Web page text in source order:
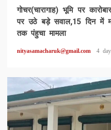
गोचर(चारागाह) भूमि पर
पर उठे बड़े सवाल,15 दिन में
तक पंहुचा मामला
nityasamacharuk@gmail.com 4